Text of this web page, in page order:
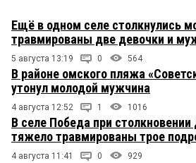
Ещё в одном селе столкнулись
травмированы две девочки и
5 августа 13:19 0 564
В районе омского пляжа
утонул молодой мужчина
4 августа 12:52 1 1016
В селе Победа при
тяжело травмированы трое
4 августа 11:41 0 929